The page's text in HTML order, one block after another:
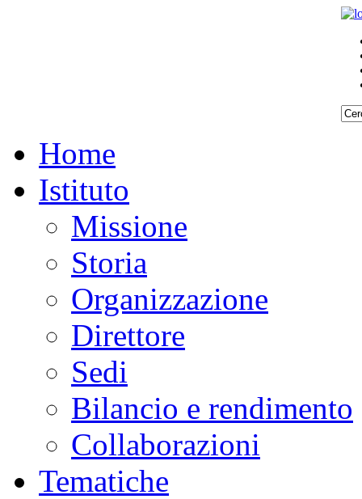
Home
Istituto
Missione
Storia
Organizzazione
Direttore
Sedi
Bilancio e rendimento
Collaborazioni
Tematiche